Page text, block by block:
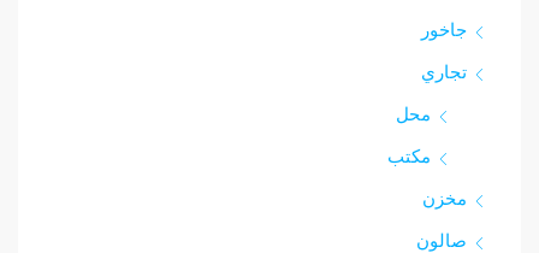
جاخور
تجاري
محل
مكتب
مخزن
صالون